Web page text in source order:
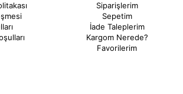
Siparişlerim
Sepetim
İade Taleplerim
Kargom Nerede?
Favorilerim